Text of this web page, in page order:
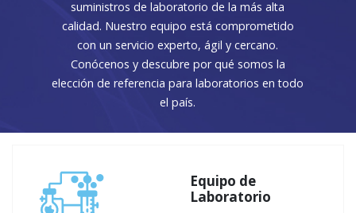
suministros de laboratorio de la más alta
calidad. Nuestro equipo está comprometido
con un servicio experto, ágil y cercano.
Conócenos y descubre por qué somos la
elección de referencia para laboratorios en todo
el país.
Equipo de
Laboratorio